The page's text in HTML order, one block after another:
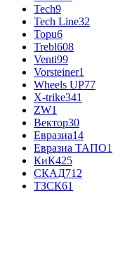
Tech9
Tech Line32
Topu6
Trebl608
Venti99
Vorsteiner1
Wheels UP77
X-trike341
ZW1
Вектор30
Евразиа14
Евразиа ТАПО1
КиК425
СКАД712
ТЗСК61